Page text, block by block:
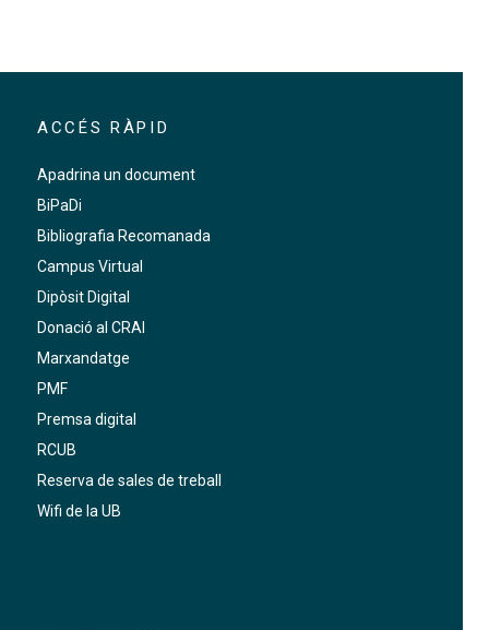
ACCÉS RÀPID
Apadrina un document
BiPaDi
Bibliografia Recomanada
Campus Virtual
Dipòsit Digital
Donació al CRAI
Marxandatge
PMF
Premsa digital
RCUB
Reserva de sales de treball
Wifi de la UB